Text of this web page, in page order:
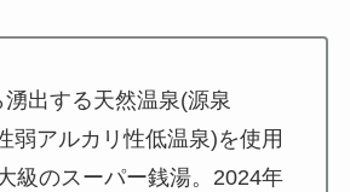
出する天然温泉(源泉
弱アルカリ性低温泉)を使用
級のスーパー銭湯。2024年